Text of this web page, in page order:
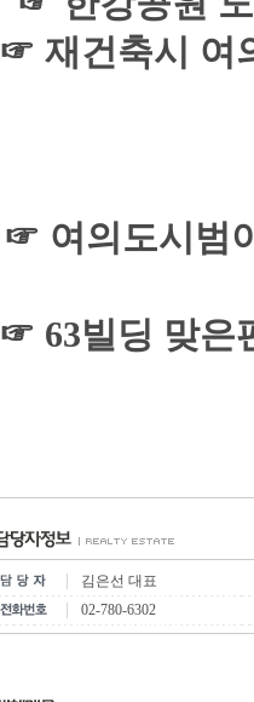
☞ 재건축시 여
☞ 여의도시범
☞ 63빌딩 맞은
김은선 대표
02-780-6302